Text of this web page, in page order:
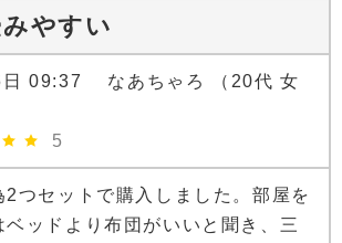
やすい
日 09:37 なあちゃろ （20代 女
5
2つセットで購入しました。部屋を
ベッドより布団がいいと聞き、三